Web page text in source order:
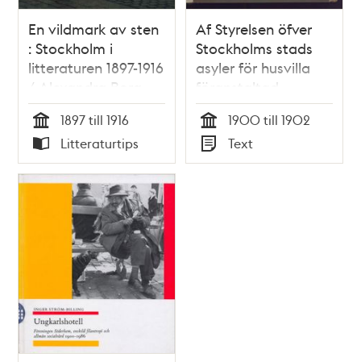
En vildmark av sten
: Stockholm i
litteraturen 1897-1916
/ Alexandra Borg
Tid
1897 till 1916
Typ
Litteraturtips
Af Styrelsen öfver
Stockholms stads
asyler för husvilla
föranstaltad
statistisk
undersökning
angående
bostadsförhållandena
Tid
1900 till 1902
Typ
Text